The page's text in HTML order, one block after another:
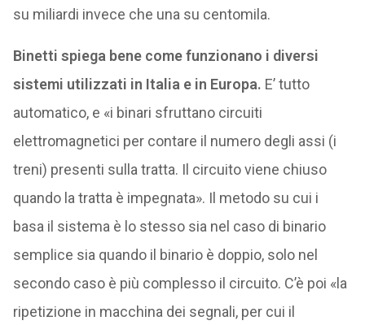
su miliardi invece che una su centomila.
Binetti spiega bene come funzionano i diversi
sistemi utilizzati in Italia e in Europa. E’ tutto
automatico, e «i binari sfruttano circuiti
elettromagnetici per contare il numero degli assi (i
treni) presenti sulla tratta. Il circuito viene chiuso
quando la tratta è impegnata». Il metodo su cui i
basa il sistema è lo stesso sia nel caso di binario
semplice sia quando il binario è doppio, solo nel
secondo caso è più complesso il circuito. C’è poi «la
ripetizione in macchina dei segnali, per cui il